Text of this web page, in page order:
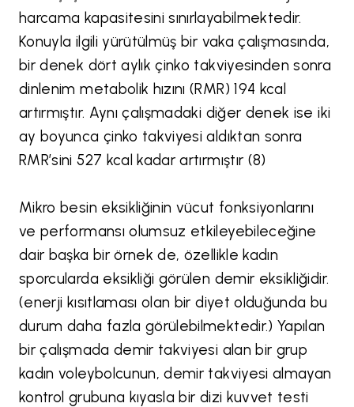
harcama kapasitesini sınırlayabilmektedir.
Konuyla ilgili yürütülmüş bir vaka çalışmasında,
bir denek dört aylık çinko takviyesinden sonra
dinlenim metabolik hızını (RMR) 194 kcal
artırmıştır. Aynı çalışmadaki diğer denek ise iki
ay boyunca çinko takviyesi aldıktan sonra
RMR’sini 527 kcal kadar artırmıştır (8)
Mikro besin eksikliğinin vücut fonksiyonlarını
ve performansı olumsuz etkileyebileceğine
dair başka bir örnek de, özellikle kadın
sporcularda eksikliği görülen demir eksikliğidir.
(enerji kısıtlaması olan bir diyet olduğunda bu
durum daha fazla görülebilmektedir.) Yapılan
bir çalışmada demir takviyesi alan bir grup
kadın voleybolcunun, demir takviyesi almayan
kontrol grubuna kıyasla bir dizi kuvvet testi